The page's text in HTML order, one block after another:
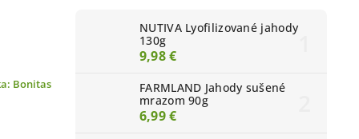
NUTIVA Lyofilizované jahody
130g
9,98 €
FARMLAND Jahody sušené
mrazom 90g
6,99 €
Bonitas